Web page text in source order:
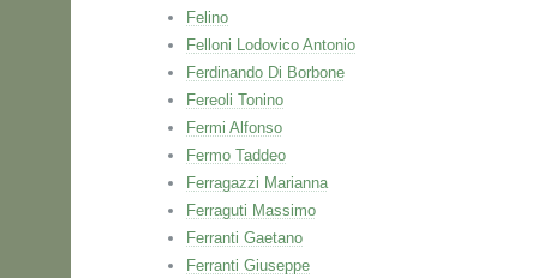
Felino
Felloni Lodovico Antonio
Ferdinando Di Borbone
Fereoli Tonino
Fermi Alfonso
Fermo Taddeo
Ferragazzi Marianna
Ferraguti Massimo
Ferranti Gaetano
Ferranti Giuseppe